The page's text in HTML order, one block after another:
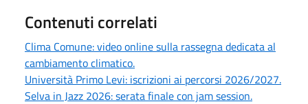
Contenuti correlati
Clima Comune: video online sulla rassegna dedicata al
cambiamento climatico.
Università Primo Levi: iscrizioni ai percorsi 2026/2027.
Selva in Jazz 2026: serata finale con jam session.